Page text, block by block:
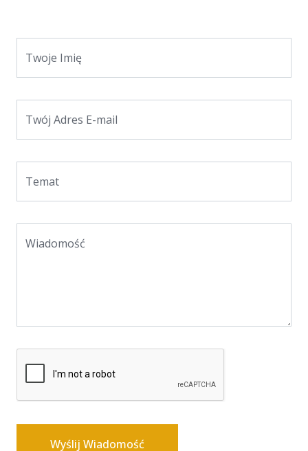
Twoje Imię
Twój Adres E-mail
Temat
Wiadomość
Wyślij Wiadomość